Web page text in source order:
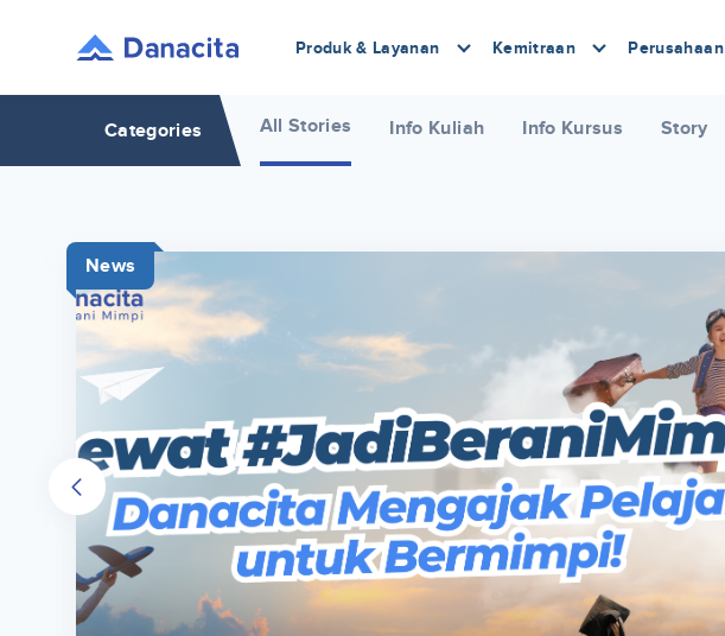
Produk & Layanan Kemitraan Perusahaan
Categories All Stories Info Kuliah Info Kursus Story
News